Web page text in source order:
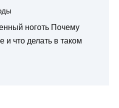
ноготь Почему
и что делать в таком